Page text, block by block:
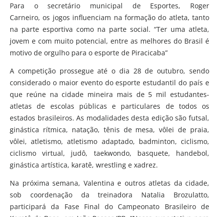
Para o secretário municipal de Esportes, Roger
Carneiro, os jogos influenciam na formação do atleta, tanto
na parte esportiva como na parte social. “Ter uma atleta,
jovem e com muito potencial, entre as melhores do Brasil é
motivo de orgulho para o esporte de Piracicaba”
A competição prossegue até o dia 28 de outubro, sendo
considerado o maior evento do esporte estudantil do país e
que reúne na cidade mineira mais de 5 mil estudantes-
atletas de escolas públicas e particulares de todos os
estados brasileiros. As modalidades desta edição são futsal,
ginástica rítmica, natação, tênis de mesa, vôlei de praia,
vôlei, atletismo, atletismo adaptado, badminton, ciclismo,
ciclismo virtual, judô, taekwondo, basquete, handebol,
ginástica artística, karatê, wrestling e xadrez.
Na próxima semana, Valentina e outros atletas da cidade,
sob coordenação da treinadora Natalia Brozulatto,
participará da Fase Final do Campeonato Brasileiro de